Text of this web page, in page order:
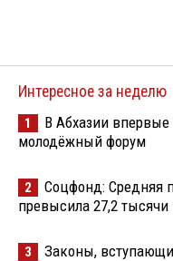
Интересное за неделю
1
В Абхазии
молодёжный форум
2
Соцфонд: Средняя
превысила 27,2 тысячи
3 Законы,